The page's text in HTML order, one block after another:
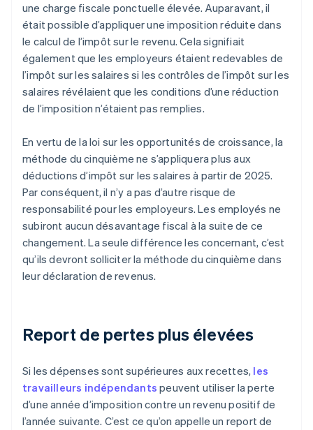
une charge fiscale ponctuelle élevée. Auparavant, il
était possible d’appliquer une imposition réduite dans
le calcul de l’impôt sur le revenu. Cela signifiait
également que les employeurs étaient redevables de
l’impôt sur les salaires si les contrôles de l’impôt sur les
salaires révélaient que les conditions d’une réduction
de l’imposition n’étaient pas remplies.
En vertu de la loi sur les opportunités de croissance, la
méthode du cinquième ne s’appliquera plus aux
déductions d’impôt sur les salaires à partir de 2025.
Par conséquent, il n’y a pas d’autre risque de
responsabilité pour les employeurs. Les employés ne
subiront aucun désavantage fiscal à la suite de ce
changement. La seule différence les concernant, c’est
qu’ils devront solliciter la méthode du cinquième dans
leur déclaration de revenus.
Report de pertes plus élevées
Si les dépenses sont supérieures aux recettes, les
travailleurs indépendants peuvent utiliser la perte
d’une année d’imposition contre un revenu positif de
l’année suivante. C’est ce qu’on appelle un report de